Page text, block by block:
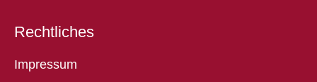
Rechtliches
Impressum